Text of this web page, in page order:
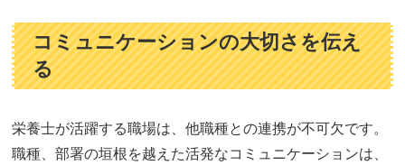
コミュニケーションの大切さを伝え
る
栄養士が活躍する職場は、他職種との連携が不可欠です。
職種、部署の垣根を越えた活発なコミュニケーションは、